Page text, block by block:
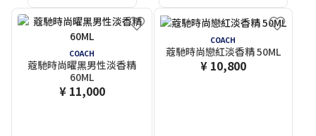
COACH
蔻馳時尚曜黑男性淡香精
60ML
¥ 11,000
COACH
蔻馳時尚戀紅淡香精 50ML
¥ 10,800